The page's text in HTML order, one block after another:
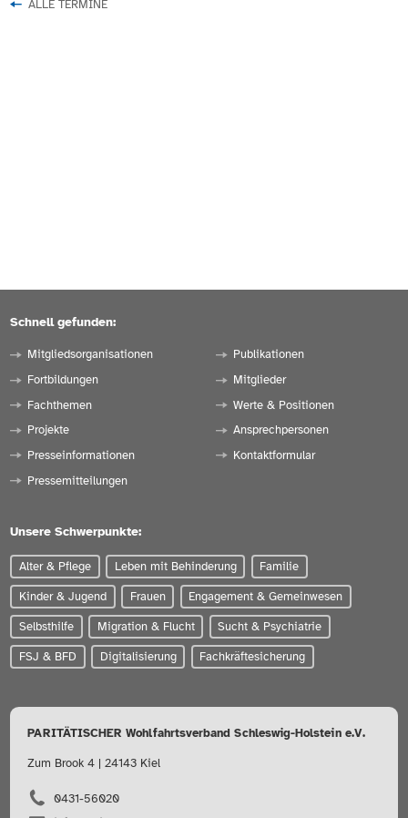
ALLE TERMINE
Schnell gefunden:
Mitgliedsorganisationen
Fortbildungen
Fachthemen
Projekte
Presseinformationen
Pressemitteilungen
Publikationen
Mitglieder
Werte & Positionen
Ansprechpersonen
Kontaktformular
Unsere Schwerpunkte:
Alter & Pflege Leben mit Behinderung Familie
Kinder & Jugend Frauen Engagement & Gemeinwesen
Selbsthilfe Migration & Flucht Sucht & Psychiatrie
FSJ & BFD Digitalisierung Fachkräftesicherung
PARITÄTISCHER Wohlfahrtsverband Schleswig-Holstein e.V.
Zum Brook 4 | 24143 Kiel
0431-56020